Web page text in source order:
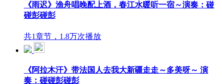
《雨迟》渔舟唱晚配上酒，春江水暖听一宿～演奏：碰
碰彭碰彭
共1章节，1.8万次播放
《阿拉木汗》带法国人去我大新疆走走～多美呀～ 演
奏：碰碰彭碰彭